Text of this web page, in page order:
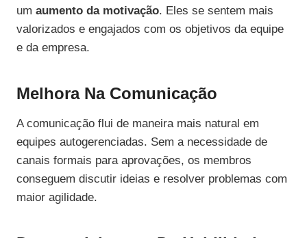
um aumento da motivação. Eles se sentem mais
valorizados e engajados com os objetivos da equipe
e da empresa.
Melhora Na Comunicação
A comunicação flui de maneira mais natural em
equipes autogerenciadas. Sem a necessidade de
canais formais para aprovações, os membros
conseguem discutir ideias e resolver problemas com
maior agilidade.